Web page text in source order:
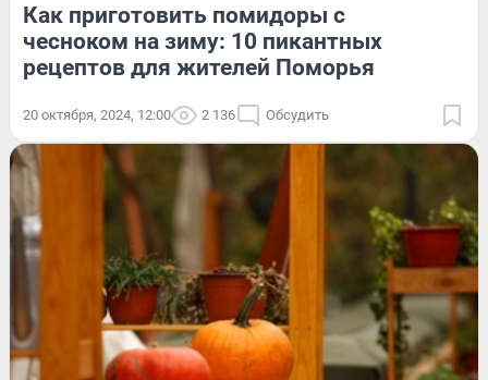
Как приготовить помидоры с
чесноком на зиму: 10 пикантных
рецептов для жителей Поморья
20 октября, 2024, 12:00 2 136 Обсудить